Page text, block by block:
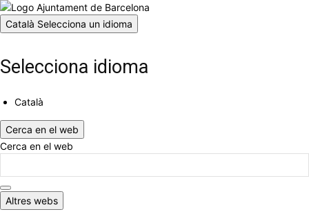
Català Selecciona un idioma
Selecciona idioma
Català
Cerca en el web
Cerca en el web
Altres webs